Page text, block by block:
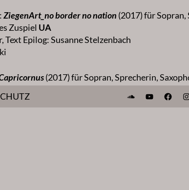
ZiegenArt_no border no nation (2017) für
Zuspiel UA
Text Epilog: Susanne Stelzenbach
(2017) für Sopran, Sprecherin,
unter Verwendung von Gedichten von Etel
SoundCloud
YouTube